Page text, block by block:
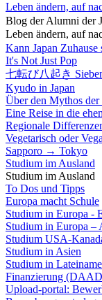
Leben ändern, auf
Blog der Alumni der
Leben ändern, auf
Kann Japan Zuhause
It's Not Just Pop
七転び八起き
Kyudo in Japan
Über den Mythos
Eine Reise in die
Regionale
Vegetarisch oder
Sapporo → Tokyo
Studium im Ausland
Studium im Ausland
To Dos und Tipps
Europa macht Schule
Studium in Europa -
Studium in Europa –
Studium USA-
Studium in Asien
Studium in
Finanzierung
Upload-portal: